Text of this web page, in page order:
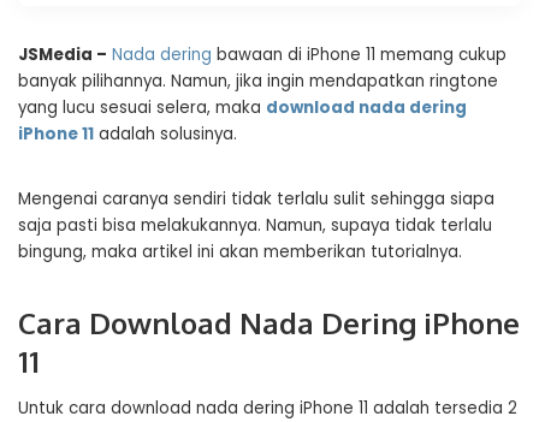
JSMedia – Nada dering bawaan di iPhone 11 memang cukup
banyak pilihannya. Namun, jika ingin mendapatkan ringtone
yang lucu sesuai selera, maka download nada dering
iPhone 11 adalah solusinya.
Mengenai caranya sendiri tidak terlalu sulit sehingga siapa
saja pasti bisa melakukannya. Namun, supaya tidak terlalu
bingung, maka artikel ini akan memberikan tutorialnya.
Cara Download Nada Dering iPhone
11
Untuk cara download nada dering iPhone 11 adalah tersedia 2